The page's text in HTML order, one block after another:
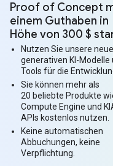
Proof of Concept
einem Guthaben in
Höhe von 300 $
Nutzen Sie unsere
generativen KI-Modelle
Tools für die
Sie können mehr als
20 beliebte Produkte
Compute Engine und
APIs kostenlos nutzen.
Keine automatischen
Abbuchungen, keine
Verpflichtung.